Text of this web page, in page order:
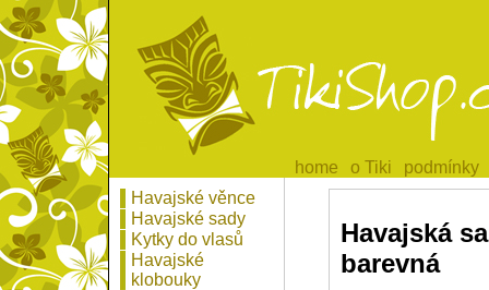
home
home o Tiki
o Tiki podmínky
podmínky
Havajská
barevná
Havajské věnce
Havajské sady
Kytky do vlasů
Havajské
klobouky